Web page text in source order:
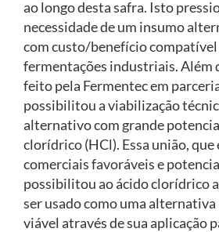
ao longo desta safra. Isto
necessidade de um insumo
com custo/benefício compatível
fermentações industriais. Além
feito pela Fermentec em
possibilitou a viabilização
alternativo com grande
clorídrico (HCl). Essa união,
comerciais favoráveis e
possibilitou ao ácido clorídrico
ser usado como uma
viável através de sua aplicação